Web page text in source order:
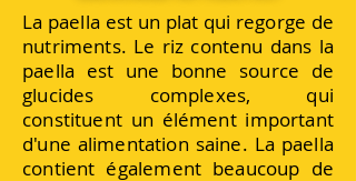
La paella est un plat qui regorge de
nutriments. Le riz contenu dans la
paella est une bonne source de
glucides complexes, qui
constituent un élément important
d'une alimentation saine. La paella
contient également beaucoup de